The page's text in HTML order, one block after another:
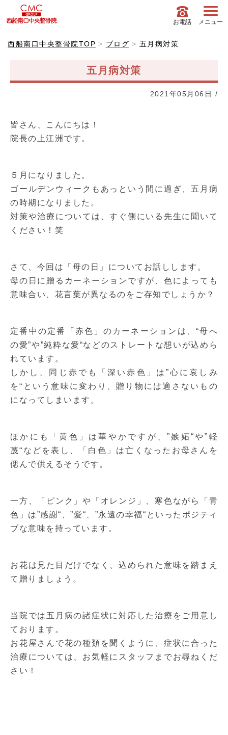
お電話 メニュー
西船南口中央整骨院TOP ブログ 五月病対策
五月病対策
2021年05月06日 /
皆さん、こんにちは！
院長の上江洲です。
５月になりました。
ゴールデンウィークもあっという間に過ぎ、五月病
の時期になりました。
対策や治療については、すぐ側にいる先生に聞いて
ください！笑
さて、今回は「母の日」についてお話しします。
母の日に贈るカーネーションですが、色によっても
意味合い、花言葉が異なるのをご存知でしょうか？
定番中の定番「赤色」のカーネーションは、“母へ
の愛”や”純粋な愛“などのストレートな想いが込めら
れています。
しかし、同じ赤でも「深い赤色」は”心に哀しみ
を“という意味に変わり、贈り物には適さないもの
になってしまいます。
ほかにも「黄色」は華やかですが、”嫉妬“や”軽
蔑“などを表し、「白色」は亡くなったお母さんを
偲んで供えるそうです。
一方、「ピンク」や「オレンジ」、寒色ながら「青
色」は”感謝“、”愛“、”永遠の幸福“といったポジティ
ブな意味を持っています。
お花は見た目だけでなく、込められた意味を踏まえ
て贈りましょう。
当院では五月病の諸症状に対応した治療をご用意し
ております。
お花屋さんで花の種類を聞くように、症状に合った
治療については、お気軽にスタッフまでお尋ねくだ
さい！